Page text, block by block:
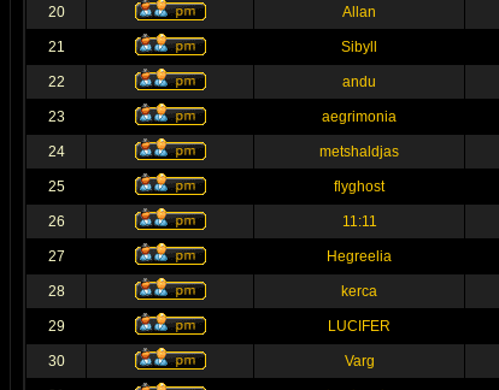
20 Allan
21 Sibyll
22 andu
23 aegrimonia
24 metshaldjas
25 flyghost
26 11:11
27 Hegreelia
28 kerca
29 LUCIFER
30 Varg